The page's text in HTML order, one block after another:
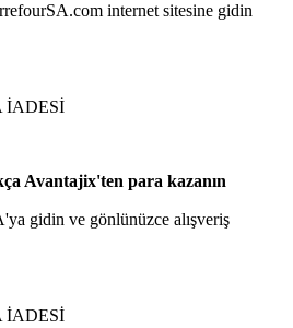
internet sitesine gidin
İADESİ
Avantajix'ten para kazanın
gidin ve gönlünüzce alışveriş
İADESİ